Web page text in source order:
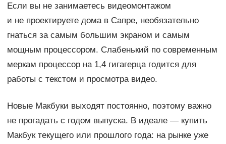
Если вы не занимаетесь видеомонтажом
и не проектируете дома в Сапре, необязательно
гнаться за самым большим экраном и самым
мощным процессором. Слабенький по современным
меркам процессор на 1,4 гигагерца годится для
работы с текстом и просмотра видео.
Новые Макбуки выходят постоянно, поэтому важно
не прогадать с годом выпуска. В идеале — купить
Макбук текущего или прошлого года: на рынке уже